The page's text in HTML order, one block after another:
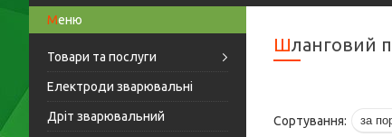
Товари та послуги
Електроди зварювальні
Дріт зварювальний
Шланговий